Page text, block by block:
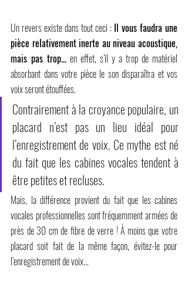
Un revers existe dans tout ceci : Il vous faudra une
pièce relativement inerte au niveau acoustique,
mais pas trop... en effet, s’il y a trop de matériel
absorbant dans votre pièce le son disparaîtra et vos
voix seront étouffées.
Contrairement à la croyance populaire, un
placard n’est pas un lieu idéal pour
l’enregistrement de voix. Ce mythe est né
du fait que les cabines vocales tendent à
être petites et recluses.
Mais, la différence provient du fait que les cabines
vocales professionnelles sont fréquemment armées de
près de 30 cm de fibre de verre ! À moins que votre
placard soit fait de la même façon, évitez-le pour
l’enregistrement de voix...